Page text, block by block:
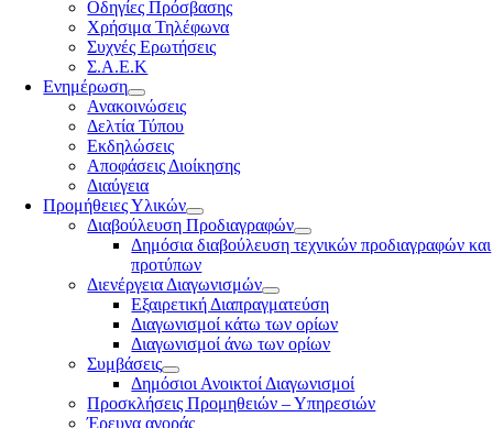
Οδηγίες Πρόσβασης
Χρήσιμα Τηλέφωνα
Συχνές Ερωτήσεις
Σ.Α.Ε.Κ
Ενημέρωση
Ανακοινώσεις
Δελτία Τύπου
Εκδηλώσεις
Αποφάσεις Διοίκησης
Διαύγεια
Προμήθειες Υλικών
Διαβούλευση Προδιαγραφών
Δημόσια διαβούλευση τεχνικών προδιαγραφών και
προτύπων
Διενέργεια Διαγωνισμών
Εξαιρετική Διαπραγματεύση
Διαγωνισμοί κάτω των ορίων
Διαγωνισμοί άνω των ορίων
Συμβάσεις
Δημόσιοι Ανοικτοί Διαγωνισμοί
Προσκλήσεις Προμηθειών – Υπηρεσιών
Έρευνα αγοράς